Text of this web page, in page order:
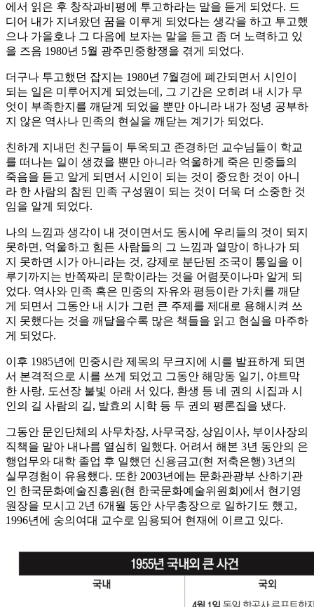
에서 읽은 후 창작과비평에 투고하라는 말을 듣게 되었다. 드
디어 내가 지녀왔던 꿈을 이루게 되었다는 생각을 하고 투고했
으나 가을호나 그 다음에 보자는 말을 듣고 좀 더 노력하고 있
을 즈음 1980년 5월 광주민중항쟁을 겪게 되었다.
더구나 투고했던 잡지는 1980년 7월경에 폐간되면서 시인이
되는 일은 미루어지게 되었는데, 그 기간은 오히려 내 시가 무
엇이 부족한지를 깨닫게 되었을 뿐만 아니라 내가 정녕 공부하
지 않은 역사나 민족의 현실을 깨닫는 계기가 되었다.
친하게 지내던 친구들이 투옥되고 존경하던 교수님들이 학교
를 떠나는 일이 생겼을 뿐만 아니라 억울하게 죽은 민중들의
죽음을 듣고 알게 되면서 시인이 되는 것이 중요한 것이 아니
라 한 사람의 참된 민족 구성원이 되는 것이 더욱 더 소중한 것
임을 알게 되었다.
나의 느낌과 생각이 내 것이면서도 동시에 우리들의 것이 되지
못하면, 억울하고 힘든 사람들의 그 느낌과 열망이 하나가 되
지 못하면 시가 아니라는 것, 강제로 분단된 조국이 통일을 이
루기까지는 반쪽짜리 문학이라는 것을 어렴풋이나마 알게 되
었다. 역사와 민족 혹은 민중의 자유와 평등이란 가치를 깨닫
게 되면서 그동안 내 시가 그런 큰 주제를 제대로 용해시켜 쓰
지 못했다는 것을 깨달을수록 많은 책들을 읽고 현실을 마주하
게 되었다.
이후 1985년에 민중시란 제목의 무크지에 시를 발표하게 되면
서 본격적으로 시를 쓰게 되었고 그동안 해망동 일기, 야트막
한 사랑, 도선장 불빛 아래 서 있다, 환생 등 네 권의 시집과 시
인의 길 사람의 길, 발효의 시학 등 두 권의 평론집을 냈다.
그동안 문인단체의 사무차장, 사무국장, 상임이사, 부이사장의
직책을 맡아 내나름 열심히 일했다. 어려서 해본 3년 동안의 은
행업무와 대학 졸업 후 일했던 신용금고(현 저축은행) 3년의
실무경험이 유용했다. 또한 2003년에는 문화관광부 산하기관
인 한국문화예술진흥원(현 한국문화예술위원회)에서 현기영
원장을 모시고 2년 6개월 동안 사무총장으로 일하기도 했고,
1996년에 숭의여대 교수로 임용되어 현재에 이르고 있다.